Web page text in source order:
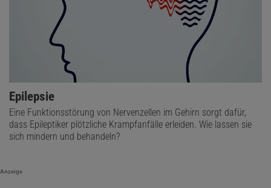
Epilepsie
Eine Funktionsstörung von Nervenzellen im Gehirn sorgt dafür,
dass Epileptiker plötzliche Krampfanfälle erleiden. Wie lassen sie
sich mindern und behandeln?
Anzeige